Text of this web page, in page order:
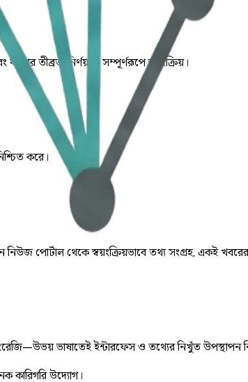
তীব্রতা নির্ণয় যা সম্পূর্ণরূপে স্বয়ংক্রিয়।
করে।
নিউজ পোর্টাল থেকে স্বয়ংক্রিয়ভাবে তথ্য সংগ্রহ, একই
ভাষাতেই ইন্টারফেস ও তথ্যের নিখুঁত উপস্থাপন
কারিগরি উদ্যোগ।